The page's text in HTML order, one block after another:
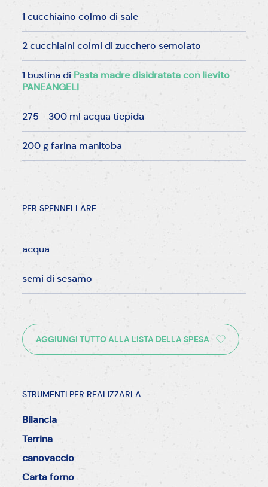
1 cucchiaino colmo di sale
2 cucchiaini colmi di zucchero semolato
1 bustina di Pasta madre disidratata con lievito
PANEANGELI
275 - 300 ml acqua tiepida
200 g farina manitoba
PER SPENNELLARE
acqua
semi di sesamo
AGGIUNGI TUTTO ALLA LISTA DELLA SPESA
STRUMENTI PER REALIZZARLA
Bilancia
Terrina
canovaccio
Carta forno